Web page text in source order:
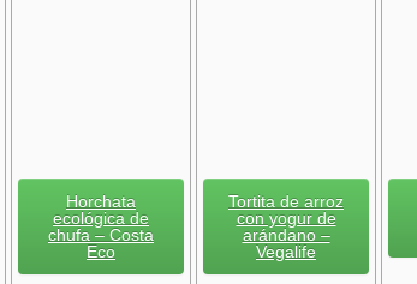
Horchata
ecológica de
chufa – Costa
Eco
Tortita de arroz
con yogur de
arándano –
Vegalife